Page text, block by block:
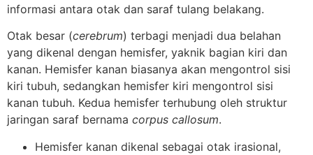
informasi antara otak dan saraf tulang belakang.
Otak besar (cerebrum) terbagi menjadi dua belahan
yang dikenal dengan hemisfer, yaknik bagian kiri dan
kanan. Hemisfer kanan biasanya akan mengontrol sisi
kiri tubuh, sedangkan hemisfer kiri mengontrol sisi
kanan tubuh. Kedua hemisfer terhubung oleh struktur
jaringan saraf bernama corpus callosum.
Hemisfer kanan dikenal sebagai otak irasional,